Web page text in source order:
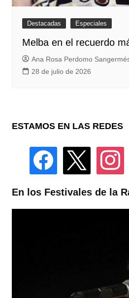
Destacadas Especiales
Melba en el recuerdo
Ana Rosa Perdomo
28 de julio de 2026
ESTAMOS EN LAS REDES
facebook instagram
En los Festivales de la